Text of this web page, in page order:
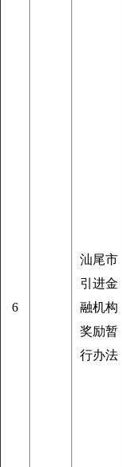
6
汕尾市
引进金
融机构
奖励暂
行办法